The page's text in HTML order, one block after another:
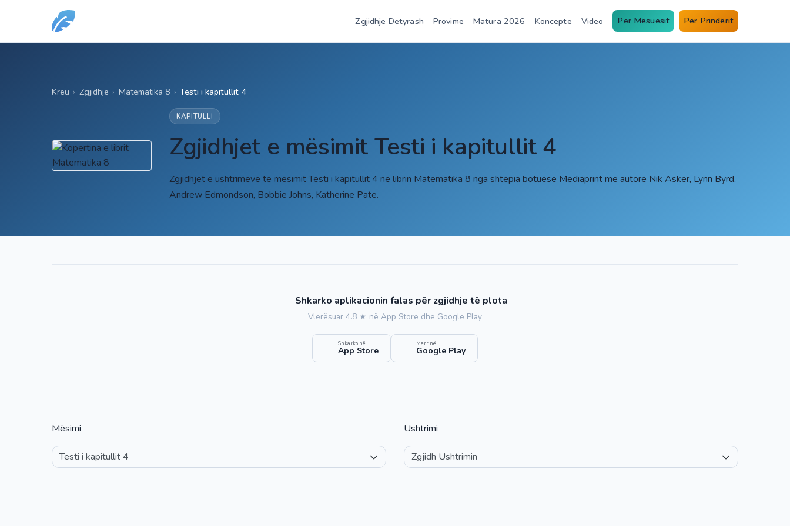
Zgjidhje Detyrash Provime Matura 2026 Koncepte Video Për Mësuesit Për Prindërit
Kreu › Zgjidhje › Matematika 8 › Testi i kapitullit 4
KAPITULLI
Zgjidhjet e mësimit Testi i kapitullit 4
Zgjidhjet e ushtrimeve të mësimit Testi i kapitullit 4 në librin Matematika 8 nga shtëpia botuese Mediaprint me autorë Nik Asker, Lynn Byrd,
Andrew Edmondson, Bobbie Johns, Katherine Pate.
Shkarko aplikacionin falas për zgjidhje të plota
Vlerësuar 4.8 ★ në App Store dhe Google Play
Shkarko në
App Store
Merr në
Google Play
Mësimi Ushtrimi